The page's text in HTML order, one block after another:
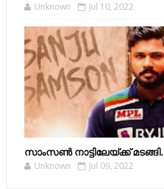
Unknown Jul 10, 2022
സാംസണ്‍ നാട്ടിലേയ്‌ക്ക് മടങ്ങി.
Unknown Jul 09, 2022